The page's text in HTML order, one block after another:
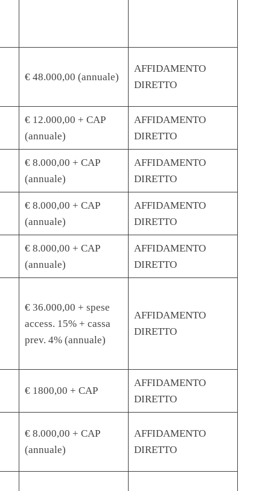
€ 48.000,00 (annuale)
AFFIDAMENTO
DIRETTO
€ 12.000,00 + CAP
(annuale)
AFFIDAMENTO
DIRETTO
€ 8.000,00 + CAP
(annuale)
AFFIDAMENTO
DIRETTO
€ 8.000,00 + CAP
(annuale)
AFFIDAMENTO
DIRETTO
€ 8.000,00 + CAP
(annuale)
AFFIDAMENTO
DIRETTO
€ 36.000,00 + spese
access. 15% + cassa
prev. 4% (annuale)
AFFIDAMENTO
DIRETTO
€ 1800,00 + CAP
AFFIDAMENTO
DIRETTO
€ 8.000,00 + CAP
(annuale)
AFFIDAMENTO
DIRETTO